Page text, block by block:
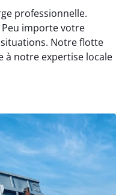
professionnelle.
importe votre
situations. Notre flotte
à notre expertise locale